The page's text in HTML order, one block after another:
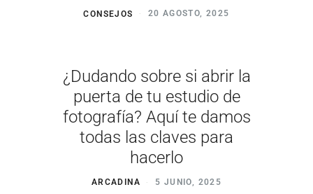
CONSEJOS 20 AGOSTO, 2025
¿Dudando sobre si abrir la
puerta de tu estudio de
fotografía? Aquí te damos
todas las claves para
hacerlo
ARCADINA 5 JUNIO, 2025